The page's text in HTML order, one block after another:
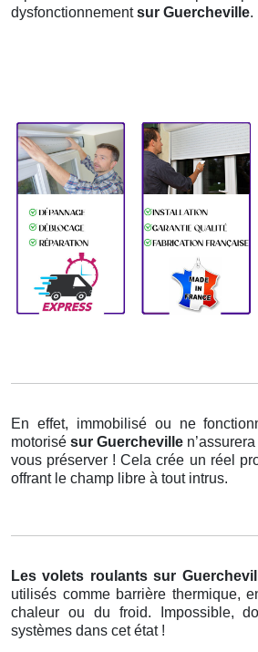
dysfonctionnementsur Guercheville.
En effet, immobilisé ou ne
motorisé sur Guercheville
vous préserver ! Cela crée un réel
offrant le champ libre à tout intrus.
Les volets roulants sur
utilisés comme barrière thermique,
chaleur ou du froid. Impossible,
systèmes dans cet état !